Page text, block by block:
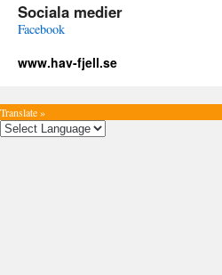
Sociala medier
Facebook
www.hav-fjell.se
Translate »